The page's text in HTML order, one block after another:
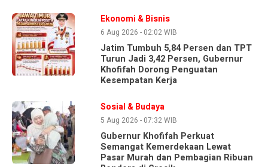
Ekonomi & Bisnis
6 Aug 2026 - 02:02 WIB
Jatim Tumbuh 5,84 Persen dan TPT
Turun Jadi 3,42 Persen, Gubernur
Khofifah Dorong Penguatan
Kesempatan Kerja
Sosial & Budaya
5 Aug 2026 - 07:32 WIB
Gubernur Khofifah Perkuat
Semangat Kemerdekaan Lewat
Pasar Murah dan Pembagian Ribuan